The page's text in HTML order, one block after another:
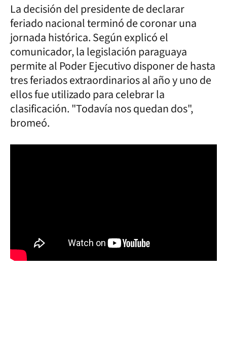
La decisión del presidente de declarar
feriado nacional terminó de coronar una
jornada histórica. Según explicó el
comunicador, la legislación paraguaya
permite al Poder Ejecutivo disponer de hasta
tres feriados extraordinarios al año y uno de
ellos fue utilizado para celebrar la
clasificación. "Todavía nos quedan dos",
bromeó.